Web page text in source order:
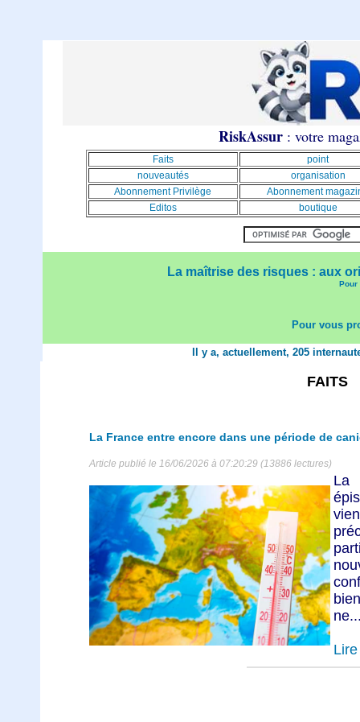
RiskAssur: votre
Faits
point
nouveautés
organisation
Abonnement Privilège
Abonnement
Editos
boutique
La maîtrise des risques : aux
Pour
Pour vous
Il y a, actuellement, 205
FAITS
La France entre encore dans une période de
Article publié le 16/06/2026 à 07:20:29 (13886 lectures)
La